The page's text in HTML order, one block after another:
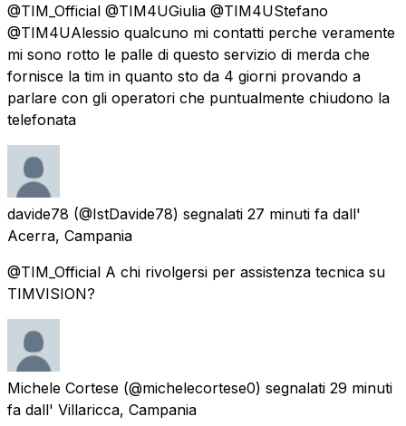
@TIM_Official @TIM4UGiulia @TIM4UStefano
@TIM4UAlessio qualcuno mi contatti perche veramente
mi sono rotto le palle di questo servizio di merda che
fornisce la tim in quanto sto da 4 giorni provando a
parlare con gli operatori che puntualmente chiudono la
telefonata
davide78 (@IstDavide78) segnalati 27 minuti fa dall'
Acerra, Campania
@TIM_Official A chi rivolgersi per assistenza tecnica su
TIMVISION?
Michele Cortese (@michelecortese0) segnalati 29 minuti
fa dall' Villaricca, Campania